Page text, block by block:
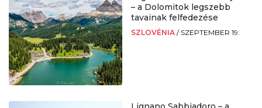
– a Dolomitok legszebb
tavainak felfedezése
SZLOVÉNIA / SZEPTEMBER 19.